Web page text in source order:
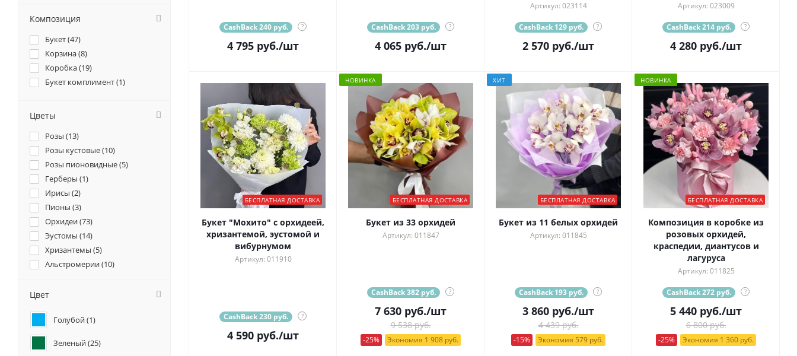
CashBack 240 руб. ?
4 795 руб./шт
CashBack 203 руб. ?
4 065 руб./шт
Артикул: 023114
CashBack 129 руб. ?
2 570 руб./шт
Артикул: 023009
CashBack 214 руб. ?
4 280 руб./шт
БЕСПЛАТНАЯ ДОСТАВКА
Букет "Мохито" с орхидеей,
хризантемой, эустомой и
вибурнумом
Артикул: 011910
CashBack 230 руб. ?
4 590 руб./шт
НОВИНКА
БЕСПЛАТНАЯ ДОСТАВКА
Букет из 33 орхидей
Артикул: 011847
CashBack 382 руб. ?
7 630 руб./шт
9 538 руб.
-25% Экономия 1 908 руб.
ХИТ
БЕСПЛАТНАЯ ДОСТАВКА
Букет из 11 белых орхидей
Артикул: 011845
CashBack 193 руб. ?
3 860 руб./шт
4 439 руб.
-15% Экономия 579 руб.
НОВИНКА
БЕСПЛАТНАЯ ДОСТАВКА
Композиция в коробке из
розовых орхидей,
краспедии, диантусов и
лагуруса
Артикул: 011825
CashBack 272 руб. ?
5 440 руб./шт
6 800 руб.
-25% Экономия 1 360 руб.
Композиция
Букет (47)
Корзина (8)
Коробка (19)
Букет комплимент (1)
Цветы
Розы (13)
Розы кустовые (10)
Розы пионовидные (5)
Герберы (1)
Ирисы (2)
Пионы (3)
Орхидеи (73)
Эустомы (14)
Хризантемы (5)
Альстромерии (10)
Лилии (
Геогрины (1)
Гипсофилы (
Маттиола (4)
Цвет
Голубой (1)
Зеленый (25)